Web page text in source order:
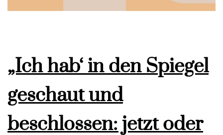
„Ich hab‘ in den Spiegel
geschaut und
beschlossen: jetzt oder